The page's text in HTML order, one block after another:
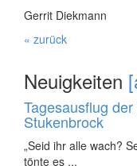
Gerrit Diekmann
« zurück
Neuigkeiten
Tagesausflug
Stukenbrock
„Seid ihr alle wach?
tönte es ...